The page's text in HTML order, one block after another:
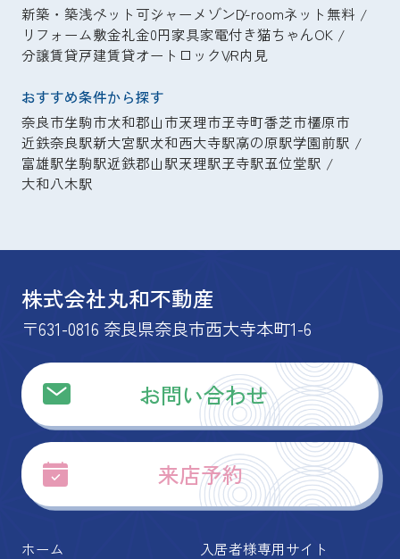
新築・築浅ペット可シャーメゾンD-roomネット無料
リフォーム敷金礼金0円家具家電付き猫ちゃんOK
分譲賃貸戸建賃貸オートロックVR内見
おすすめ条件から探す
奈良市生駒市大和郡山市天理市王寺町香芝市橿原市
近鉄奈良駅新大宮駅大和西大寺駅高の原駅学園前駅
富雄駅生駒駅近鉄郡山駅天理駅王寺駅五位堂駅
大和八木駅
株式会社丸和不動産
〒631-0816 奈良県奈良市西大寺本町1-6
お問い合わせ
来店予約
ホーム
入居者様専用サイト